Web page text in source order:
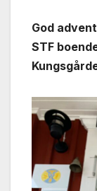
God
STF